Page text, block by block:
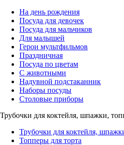
На день рождения
Посуда для девочек
Посуда для мальчиков
Для малышей
Герои мультфильмов
Праздничная
Посуда по цветам
С животными
Надувной подстаканник
Наборы посуды
Столовые приборы
Трубочки для коктейля, шпажки,
Трубочки для коктейля,
Топперы для торта